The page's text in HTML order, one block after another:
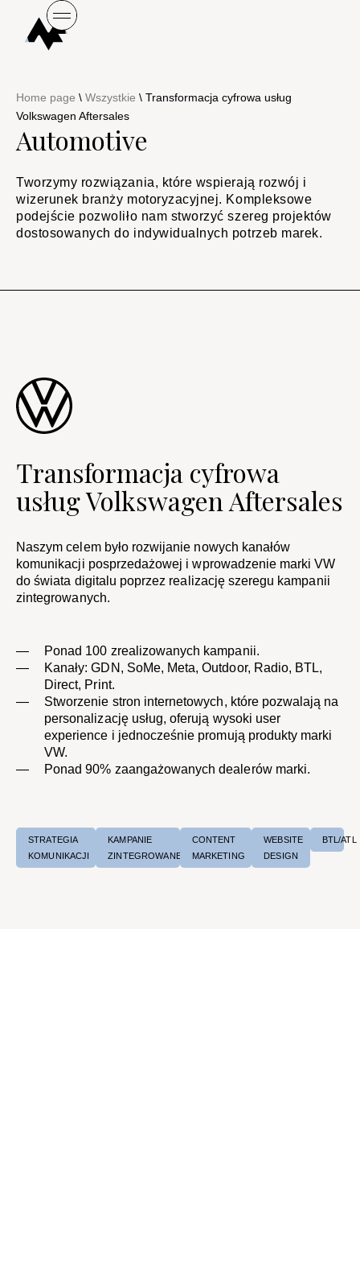
Home page \ Wszystkie \ Transformacja cyfrowa usług
Volkswagen Aftersales​
Automotive
Tworzymy rozwiązania, które wspierają rozwój i
wizerunek branży motoryzacyjnej. Kompleksowe
podejście pozwoliło nam stworzyć szereg projektów
dostosowanych do indywidualnych potrzeb marek.
Transformacja cyfrowa
usług Volkswagen Aftersales​
Naszym celem było rozwijanie nowych kanałów
komunikacji posprzedażowej i wprowadzenie marki VW
do świata digitalu poprzez realizację szeregu kampanii
zintegrowanych.
Ponad 100 zrealizowanych kampanii.​
Kanały: GDN, SoMe, Meta, Outdoor, Radio, BTL,
Direct, Print.​
Stworzenie stron internetowych, które pozwalają na
personalizację usług, oferują wysoki user
experience i jednocześnie promują produkty marki
VW.​
Ponad 90% zaangażowanych dealerów marki.
STRATEGIA
KOMUNIKACJI​
KAMPANIE
ZINTEGROWANE
CONTENT
MARKETING
WEBSITE
DESIGN
BTL/ATL